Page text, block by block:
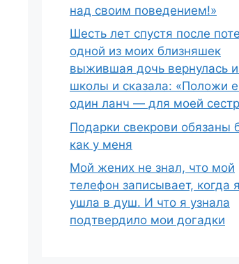
над своим поведением!»
Шесть лет спустя после
одной из моих близняшек
выжившая дочь вернулась
школы и сказала: «Положи
один ланч — для моей
Подарки свекрови обязаны
как у меня
Мой жених не знал, что мой
телефон записывает, когда я
ушла в душ. И что я узнала
подтвердило мои догадки